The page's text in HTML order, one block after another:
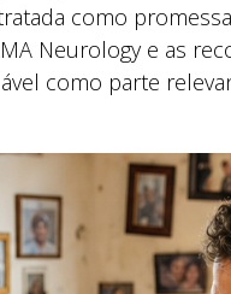
como
Neurology e as
como parte